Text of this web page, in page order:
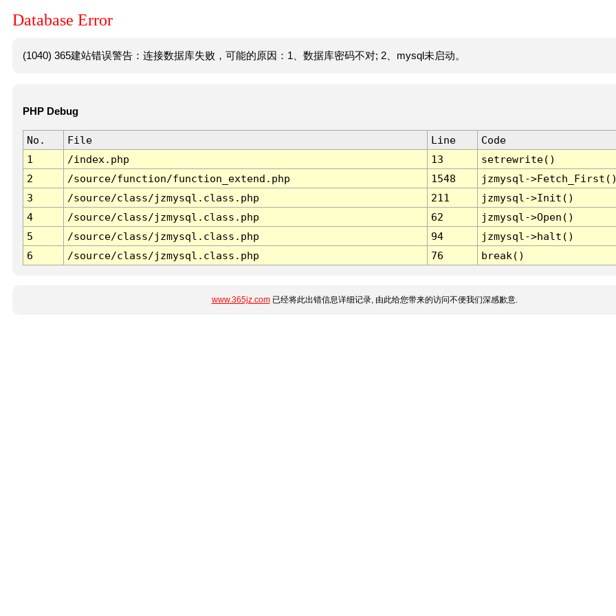
Database Error
(1040) 365建站错误警告：连接数据库失败，可能的原因：1、数据库密码不对; 2、mysql未启动。
PHP Debug
No. File Line
Code
1
/index.php 13
setrewrite()
2
/source/function/function_extend.php 1548
jzmysql-
3
/source/class/jzmysql.class.php 211
jzmysql->Init()
4
/source/class/jzmysql.class.php 62
jzmysql->Open()
5
/source/class/jzmysql.class.php 94
jzmysql->halt()
6
/source/class/jzmysql.class.php 76 break()
www.365jz.com已经将此出错信息详细记录, 由此给您带来的访问不便我们深感歉意.